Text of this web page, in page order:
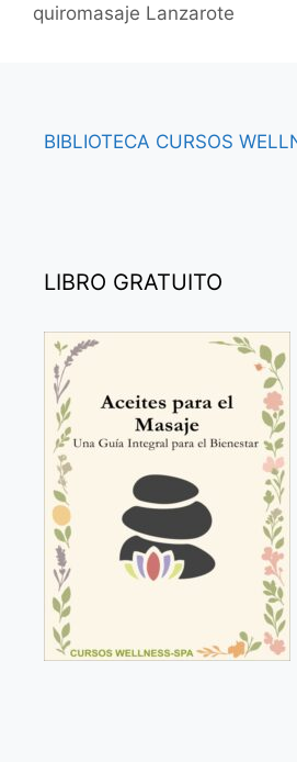
quiromasaje Lanzarote
BIBLIOTECA CURSOS
LIBRO GRATUITO